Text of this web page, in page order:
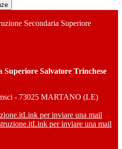
Secondaria Superiore
Salvatore Trinchese
- 73025 MARTANO (LE)
Link per inviare una mail
Link per inviare una mail